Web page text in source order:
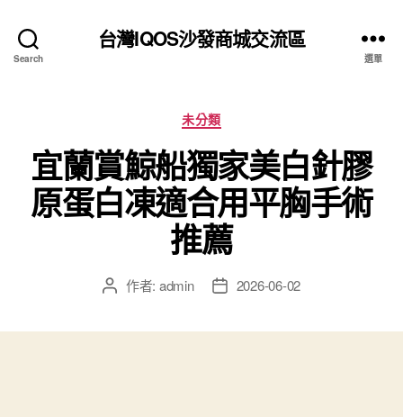
Search
台灣IQOS沙發商城交流區
選單
分
類
未分類
宜蘭賞鯨船獨家美白針膠
原蛋白凍適合用平胸手術
推薦
文 作者: admin
文 2026-06-02